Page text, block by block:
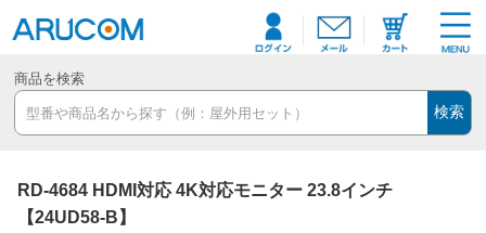
商品を検索
検索
RD-4684 HDMI対応 4K対応モニター 23.8インチ
【24UD58-B】